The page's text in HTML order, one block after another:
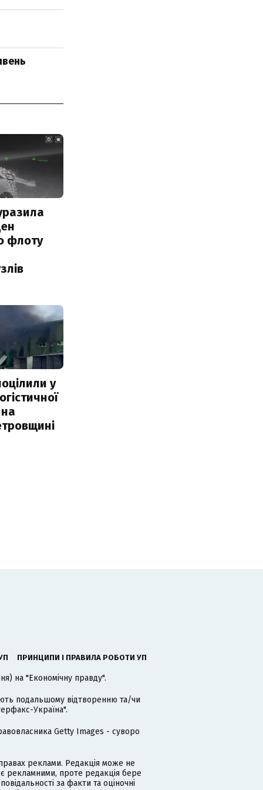
флоту
у
ПРИНЦИПИ І ПРАВИЛА РОБОТИ УП
на "Економічну правду".
подальшому відтворенню та/чи
Україна".
Getty Images - суворо
реклами. Редакція може не
рекламними, проте редакція бере
за факти та оціночні